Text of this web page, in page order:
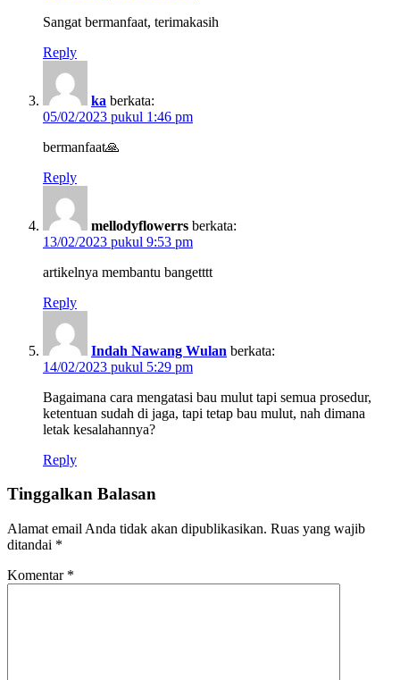
Sangat bermanfaat, terimakasih
Reply
ka berkata:
05/02/2023 pukul 1:46 pm
bermanfaat🙏
Reply
mellodyflowerrs berkata:
13/02/2023 pukul 9:53 pm
artikelnya membantu bangetttt
Reply
Indah Nawang Wulan berkata:
14/02/2023 pukul 5:29 pm
Bagaimana cara mengatasi bau mulut tapi semua prosedur,
ketentuan sudah di jaga, tapi tetap bau mulut, nah dimana
letak kesalahannya?
Reply
Tinggalkan Balasan
Alamat email Anda tidak akan dipublikasikan. Ruas yang wajib
ditandai *
Komentar *